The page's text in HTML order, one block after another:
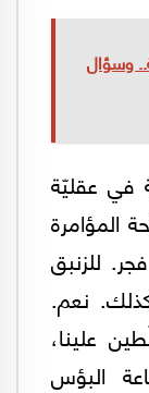
وسؤال
في عقليّة
المؤامرة
للزنبق
نعم.
علينا،
البؤس